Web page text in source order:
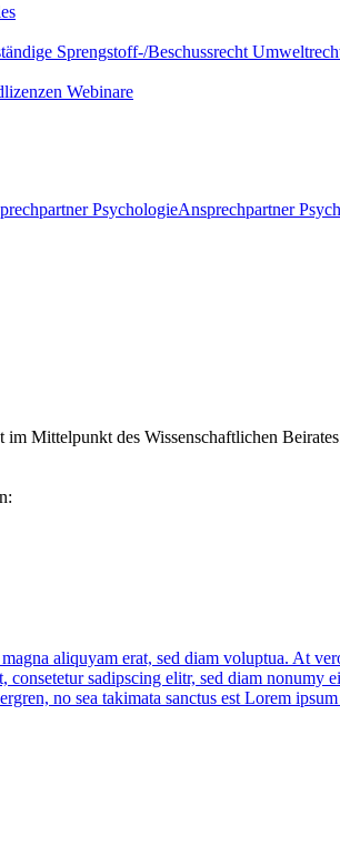
Sprengstoff-/Beschussrecht
Webinare
PsychologieAnsprechpartner
Mittelpunkt des Wissenschaftlichen
aliquyam erat, sed diam voluptua. At
sadipscing elitr, sed diam nonumy
no sea takimata sanctus est Lorem